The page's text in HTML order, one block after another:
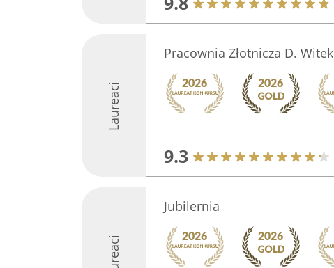
Laureaci
Pracownia Złotnicza D. Witek
9.3
Jubilernia